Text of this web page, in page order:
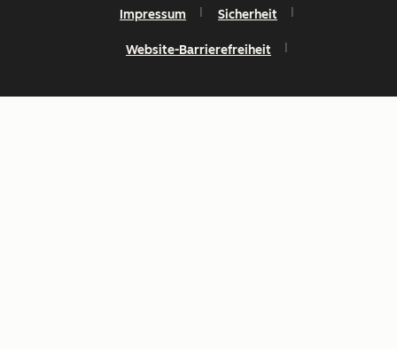
Impressum Sicherheit
Website-Barrierefreiheit